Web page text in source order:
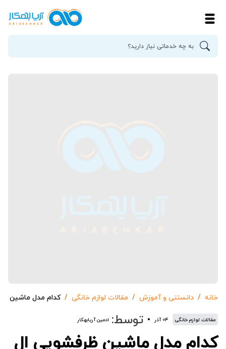
خانه دانستنی و آموزش مقالات لوازم خانگی کدام مدل ماشین
مقالات لوازم خانگی ۰۴ آذر توسط: ادمین آریابهکار
کدام مدل ماشین ظرفشویی ال